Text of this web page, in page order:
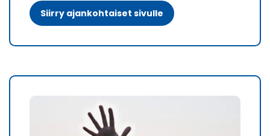
Siirry ajankohtaiset sivulle